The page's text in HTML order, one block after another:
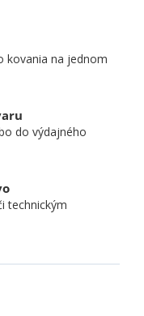
kovania na jednom
do výdajného
technickým